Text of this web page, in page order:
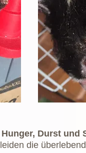
Durst und
die